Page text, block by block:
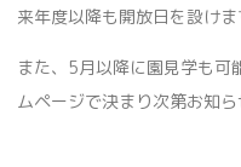
来年度以降も開放日を設け
また、5月以降に園見学も可
ムページで決まり次第お知ら